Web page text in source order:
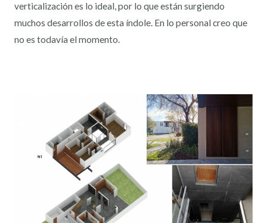
verticalización es lo ideal, por lo que están surgiendo
muchos desarrollos de esta índole. En lo personal creo que
no es todavía el momento.